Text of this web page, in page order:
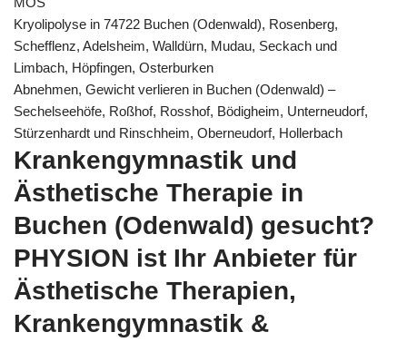
Kryolipolyse in 74722 Buchen (Odenwald), Rosenberg,
Schefflenz, Adelsheim, Walldürn, Mudau, Seckach und
Limbach, Höpfingen, Osterburken
Abnehmen, Gewicht verlieren in Buchen (Odenwald) –
Sechelseehöfe, Roßhof, Rosshof, Bödigheim, Unterneudorf,
Stürzenhardt und Rinschheim, Oberneudorf, Hollerbach
Krankengymnastik und
Ästhetische Therapie in
Buchen (Odenwald) gesucht?
PHYSION ist Ihr Anbieter für
Ästhetische Therapien,
Krankengymnastik &